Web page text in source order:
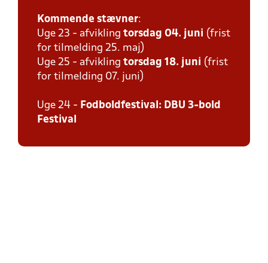
Kommende stævner:
Uge 23 - afvikling torsdag 04. juni (frist
for tilmelding 25. maj)
Uge 25 - afvikling torsdag 18. juni (frist
for tilmelding 07. juni)
Uge 24 - Fodboldfestival: DBU 3-bold
Festival